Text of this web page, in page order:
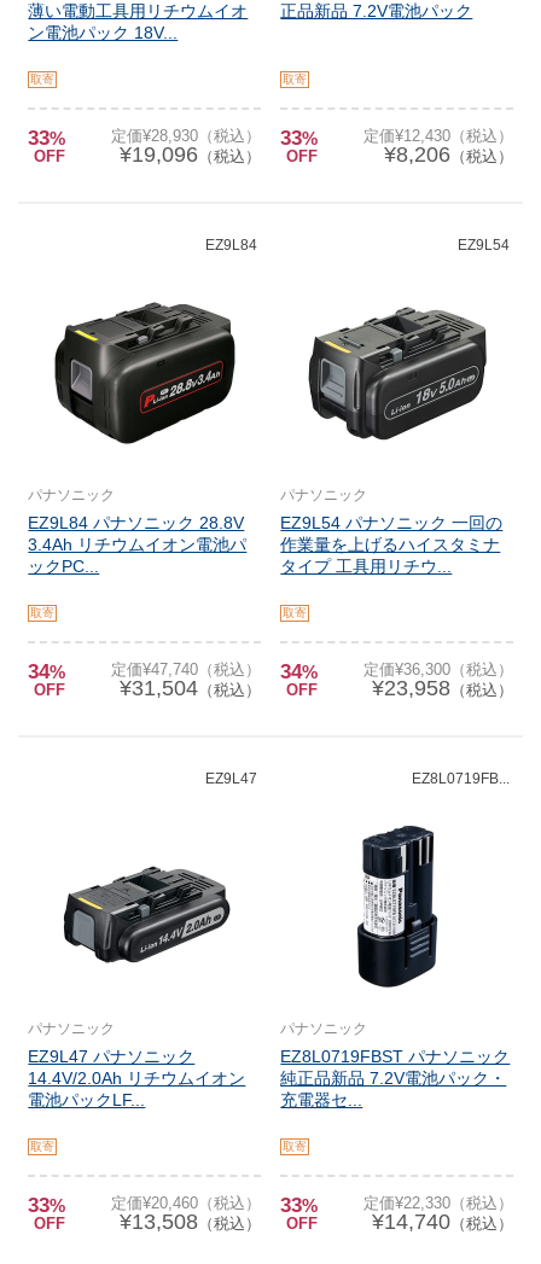
薄い電動工具用リチウムイオ
ン電池パック 18V...
取寄
33%
OFF
定価¥28,930（税込）
¥19,096（税込）
正品新品 7.2V電池パック
取寄
33%
OFF
定価¥12,430（税込）
¥8,206（税込）
EZ9L84
パナソニック
EZ9L84 パナソニック 28.8V
3.4Ah リチウムイオン電池パ
ックPC...
取寄
34%
OFF
定価¥47,740（税込）
¥31,504（税込）
EZ9L54
パナソニック
EZ9L54 パナソニック 一回の
作業量を上げるハイスタミナ
タイプ 工具用リチウ...
取寄
34%
OFF
定価¥36,300（税込）
¥23,958（税込）
EZ9L47
パナソニック
EZ9L47 パナソニック
14.4V/2.0Ah リチウムイオン
電池パックLF...
取寄
33%
OFF
定価¥20,460（税込）
¥13,508（税込）
EZ8L0719FB...
パナソニック
EZ8L0719FBST パナソニック
純正品新品 7.2V電池パック・
充電器セ...
取寄
33%
OFF
定価¥22,330（税込）
¥14,740（税込）